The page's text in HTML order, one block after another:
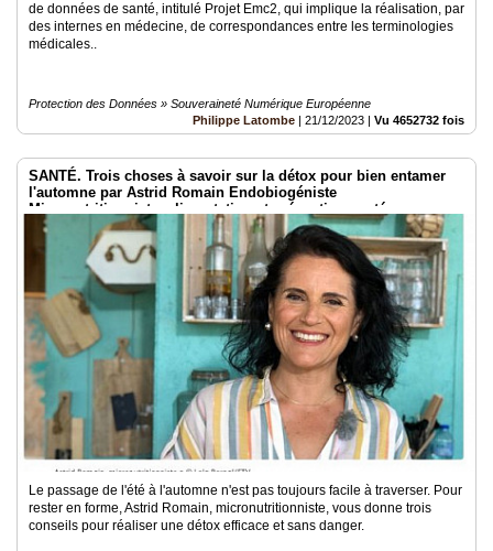
de données de santé, intitulé Projet Emc2, qui implique la réalisation, par
des internes en médecine, de correspondances entre les terminologies
médicales..
Protection des Données » Souveraineté Numérique Européenne
Philippe Latombe | 21/12/2023 | Vu 4652732 fois
SANTÉ. Trois choses à savoir sur la détox pour bien entamer
l'automne par Astrid Romain Endobiogéniste
Micronutritionniste, alimentation et présention santé
Montauban
Le passage de l'été à l'automne n'est pas toujours facile à traverser. Pour
rester en forme, Astrid Romain, micronutritionniste, vous donne trois
conseils pour réaliser une détox efficace et sans danger.